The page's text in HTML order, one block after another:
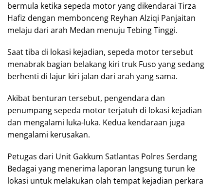
bermula ketika sepeda motor yang dikendarai Tirza
Hafiz dengan membonceng Reyhan Alziqi Panjaitan
melaju dari arah Medan menuju Tebing Tinggi.
Saat tiba di lokasi kejadian, sepeda motor tersebut
menabrak bagian belakang kiri truk Fuso yang sedang
berhenti di lajur kiri jalan dari arah yang sama.
Akibat benturan tersebut, pengendara dan
penumpang sepeda motor terjatuh di lokasi kejadian
dan mengalami luka-luka. Kedua kendaraan juga
mengalami kerusakan.
Petugas dari Unit Gakkum Satlantas Polres Serdang
Bedagai yang menerima laporan langsung turun ke
lokasi untuk melakukan olah tempat kejadian perkara